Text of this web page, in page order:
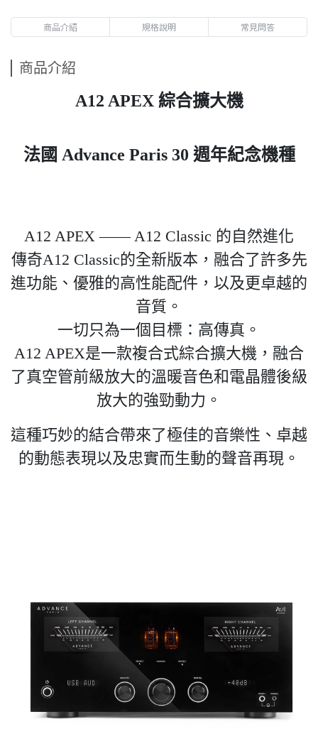
商品介紹 規格說明 常見問答
商品介紹
A12 APEX 綜合擴大機
法國 Advance Paris 30 週年紀念機種
A12 APEX —— A12 Classic 的自然進化
傳奇A12 Classic的全新版本，融合了許多先
進功能、優雅的高性能配件，以及更卓越的
音質。
一切只為一個目標：高傳真。
A12 APEX是一款複合式綜合擴大機，融合
了真空管前級放大的溫暖音色和電晶體後級
放大的強勁動力。
這種巧妙的結合帶來了極佳的音樂性、卓越
的動態表現以及忠實而生動的聲音再現。